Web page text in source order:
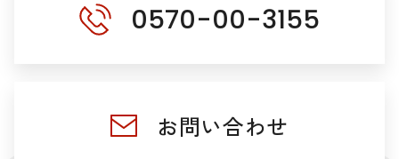
0570-00-3155
お問い合わせ